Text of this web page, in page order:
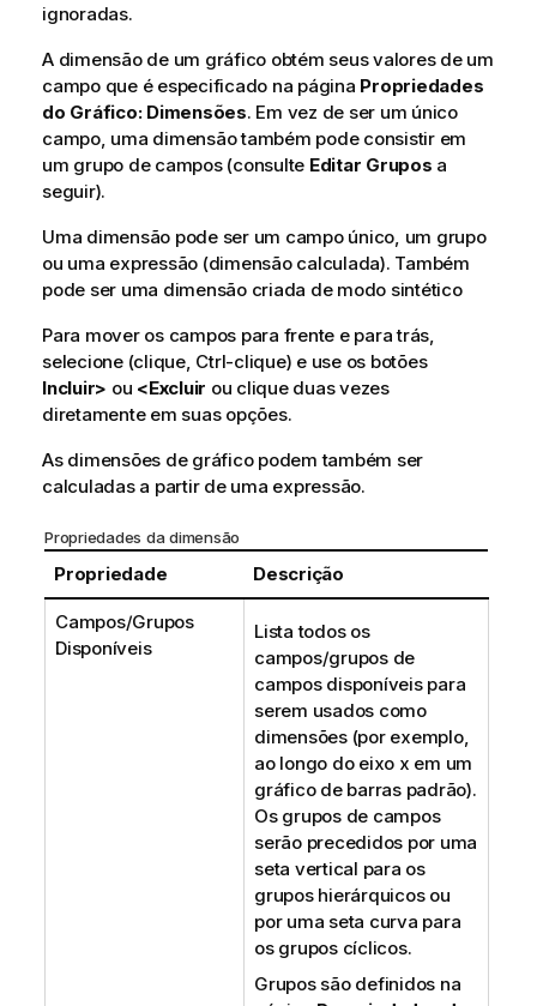
ignoradas.
A dimensão de um gráfico obtém seus valores de um
campo que é especificado na página Propriedades
do Gráfico: Dimensões. Em vez de ser um único
campo, uma dimensão também pode consistir em
um grupo de campos (consulte Editar Grupos a
seguir).
Uma dimensão pode ser um campo único, um grupo
ou uma expressão (dimensão calculada). Também
pode ser uma dimensão criada de modo sintético
Para mover os campos para frente e para trás,
selecione (clique, Ctrl-clique) e use os botões
Incluir> ou <Excluir ou clique duas vezes
diretamente em suas opções.
As dimensões de gráfico podem também ser
calculadas a partir de uma expressão.
Propriedades da dimensão
Propriedade Descrição
Campos/Grupos
Disponíveis
Lista todos os
campos/grupos de
campos disponíveis para
serem usados como
dimensões (por exemplo,
ao longo do eixo x em um
gráfico de barras padrão).
Os grupos de campos
serão precedidos por uma
seta vertical para os
grupos hierárquicos ou
por uma seta curva para
os grupos cíclicos.
Grupos são definidos na